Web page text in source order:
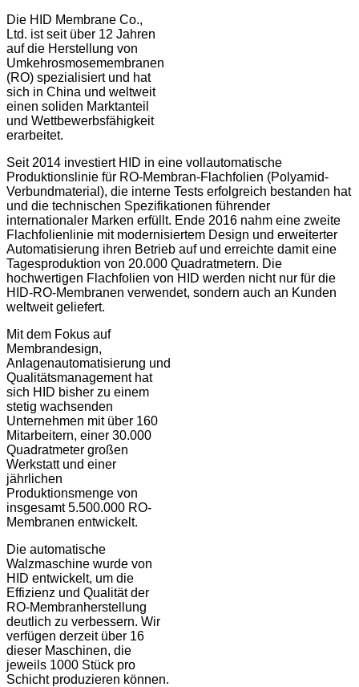
Die HID Membrane Co.,
Ltd. ist seit über 12 Jahren
auf die Herstellung von
Umkehrosmosemembranen
(RO) spezialisiert und hat
sich in China und weltweit
einen soliden Marktanteil
und Wettbewerbsfähigkeit
erarbeitet.
Seit 2014 investiert HID in eine vollautomatische
Produktionslinie für RO-Membran-Flachfolien (Polyamid-
Verbundmaterial), die interne Tests erfolgreich bestanden hat
und die technischen Spezifikationen führender
internationaler Marken erfüllt. Ende 2016 nahm eine zweite
Flachfolienlinie mit modernisiertem Design und erweiterter
Automatisierung ihren Betrieb auf und erreichte damit eine
Tagesproduktion von 20.000 Quadratmetern. Die
hochwertigen Flachfolien von HID werden nicht nur für die
HID-RO-Membranen verwendet, sondern auch an Kunden
weltweit geliefert.
Mit dem Fokus auf
Membrandesign,
Anlagenautomatisierung und
Qualitätsmanagement hat
sich HID bisher zu einem
stetig wachsenden
Unternehmen mit über 160
Mitarbeitern, einer 30.000
Quadratmeter großen
Werkstatt und einer
jährlichen
Produktionsmenge von
insgesamt 5.500.000 RO-
Membranen entwickelt.
Die automatische
Walzmaschine wurde von
HID entwickelt, um die
Effizienz und Qualität der
RO-Membranherstellung
deutlich zu verbessern. Wir
verfügen derzeit über 16
dieser Maschinen, die
jeweils 1000 Stück pro
Schicht produzieren können.